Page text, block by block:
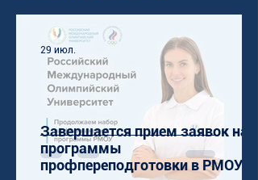
Завершается прием заявок на
программы
профпереподготовки в РМОУ
29 июл.